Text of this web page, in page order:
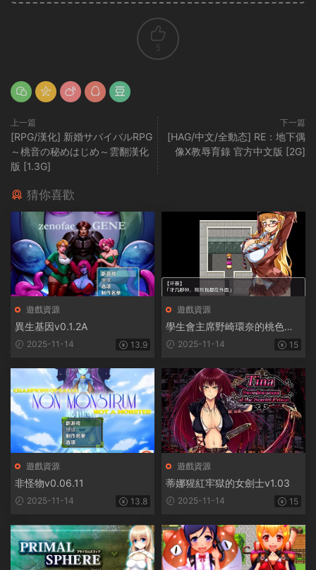
5
上一篇
[RPG/漢化] 新婚サバイバルRPG
～桃音の秘めはじめ～雲翻漢化
版 [1.3G]
下一篇
[HAG/中文/全動态] RE：地下偶
像X教辱育錄 官方中文版 [2G]
猜你喜歡
遊戲資源
異生基因v0.1.2A
2025-11-14 13.9
遊戲資源
學生會主席野崎環奈的桃色煩
惱 2025-11-14 15
遊戲資源
非怪物v0.06.11
2025-11-14 13.8
遊戲資源
蒂娜猩紅牢獄的女劍士v1.03
2025-11-14 15